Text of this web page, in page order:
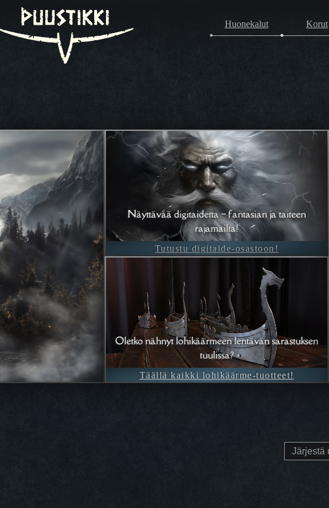
Huonekalut Korut
Näyttävää digitaidetta – fantasian ja taiteen
rajamailta!
Tutustu digitaide-osastoon!
Oletko nähnyt lohikäärmeen lentävän sarastuksen
tuulissa?
Täällä kaikki lohikäärme-tuotteet!